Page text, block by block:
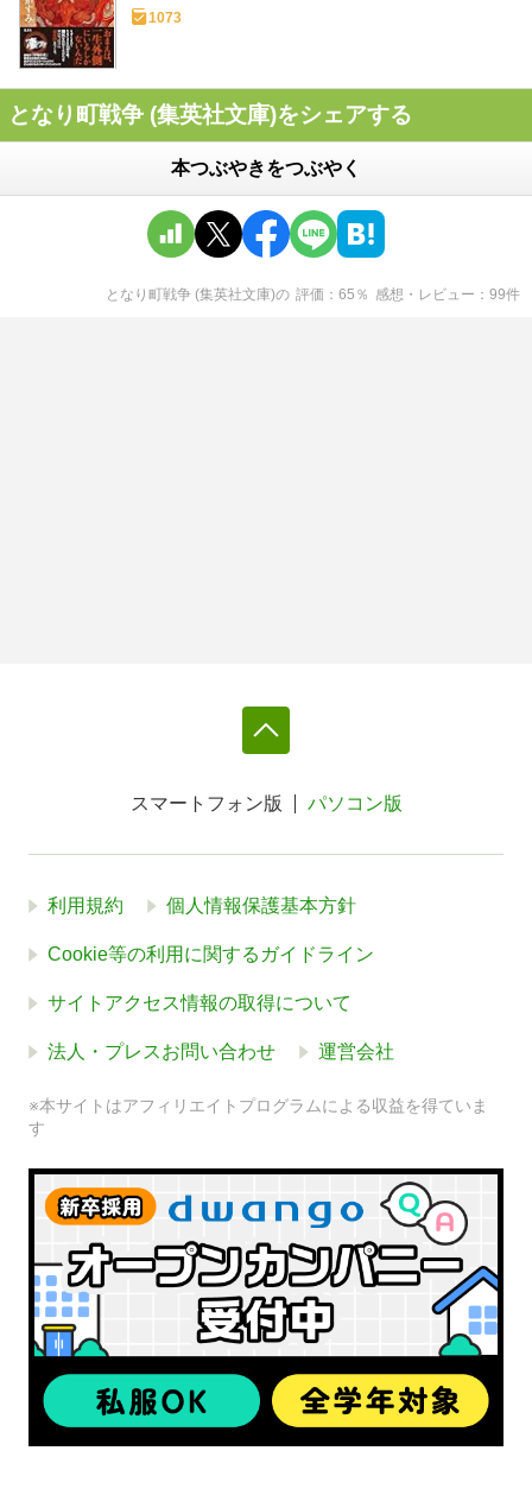
1073
となり町戦争 (集英社文庫)をシェアする
本つぶやきをつぶやく
となり町戦争 (集英社文庫)の 評価 65 ％ 感想・レビュー 99件
スマートフォン版 パソコン版
利用規約 個人情報保護基本方針
Cookie等の利用に関するガイドライン
サイトアクセス情報の取得について
法人・プレスお問い合わせ 運営会社
※本サイトはアフィリエイトプログラムによる収益を得ていま
す